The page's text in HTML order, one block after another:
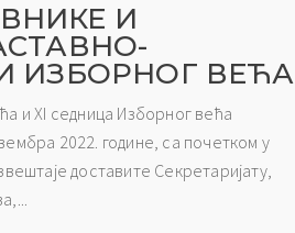
И
ИЗБОРНОГ ВЕЋА
и XI седница Изборног већа
2022. године, са почетком у
доставите Секретаријату,